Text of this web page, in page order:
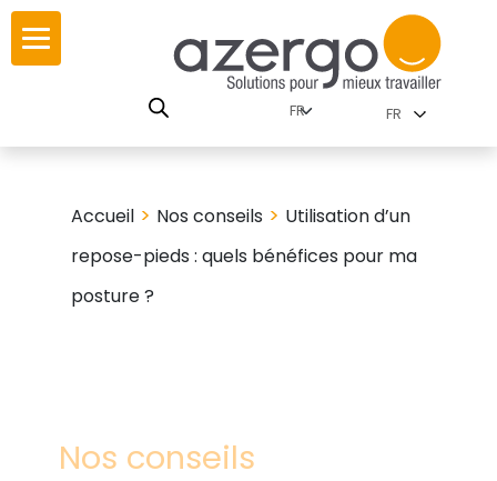
Skip
content
par famille
FR
Accueil> Nos conseils > Utilisation d’un
repose-pieds : quels bénéfices pour ma
posture ?
Nos conseils